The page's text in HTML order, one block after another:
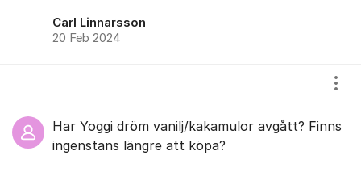
Carl Linnarsson
20 Feb 2024
Har Yoggi dröm vanilj/kakamulor avgått? Finns
ingenstans längre att köpa?